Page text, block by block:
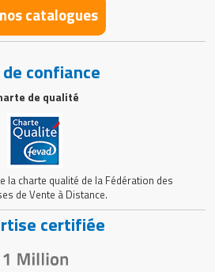
catalogues
confiance
de qualité
la charte qualité de la Fédération des
de Vente à Distance.
certifiée